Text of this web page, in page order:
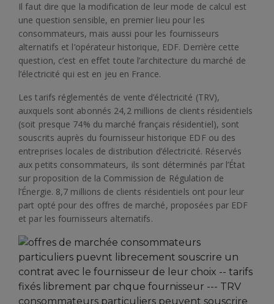
Il faut dire que la modification de leur mode de calcul est
une question sensible, en premier lieu pour les
consommateurs, mais aussi pour les fournisseurs
alternatifs et l’opérateur historique, EDF. Derrière cette
question, c’est en effet toute l’architecture du marché de
l’électricité qui est en jeu en France.
Les tarifs réglementés de vente d’électricité (TRV),
auxquels sont abonnés 24,2 millions de clients résidentiels
(soit presque 74% du marché français résidentiel), sont
souscrits auprès du fournisseur historique EDF ou des
entreprises locales de distribution d’électricité. Réservés
aux petits consommateurs, ils sont déterminés par l’État
sur proposition de la Commission de Régulation de
l’Énergie. 8,7 millions de clients résidentiels ont pour leur
part opté pour des offres de marché, proposées par EDF
et par les fournisseurs alternatifs.